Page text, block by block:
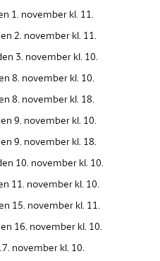
1. november kl. 11.
2. november kl. 11.
3. november kl. 10.
8. november kl. 10.
8. november kl. 18.
9. november kl. 10.
9. november kl. 18.
10. november kl. 10.
11. november kl. 10.
15. november kl. 11.
16. november kl. 10.
november kl. 10.